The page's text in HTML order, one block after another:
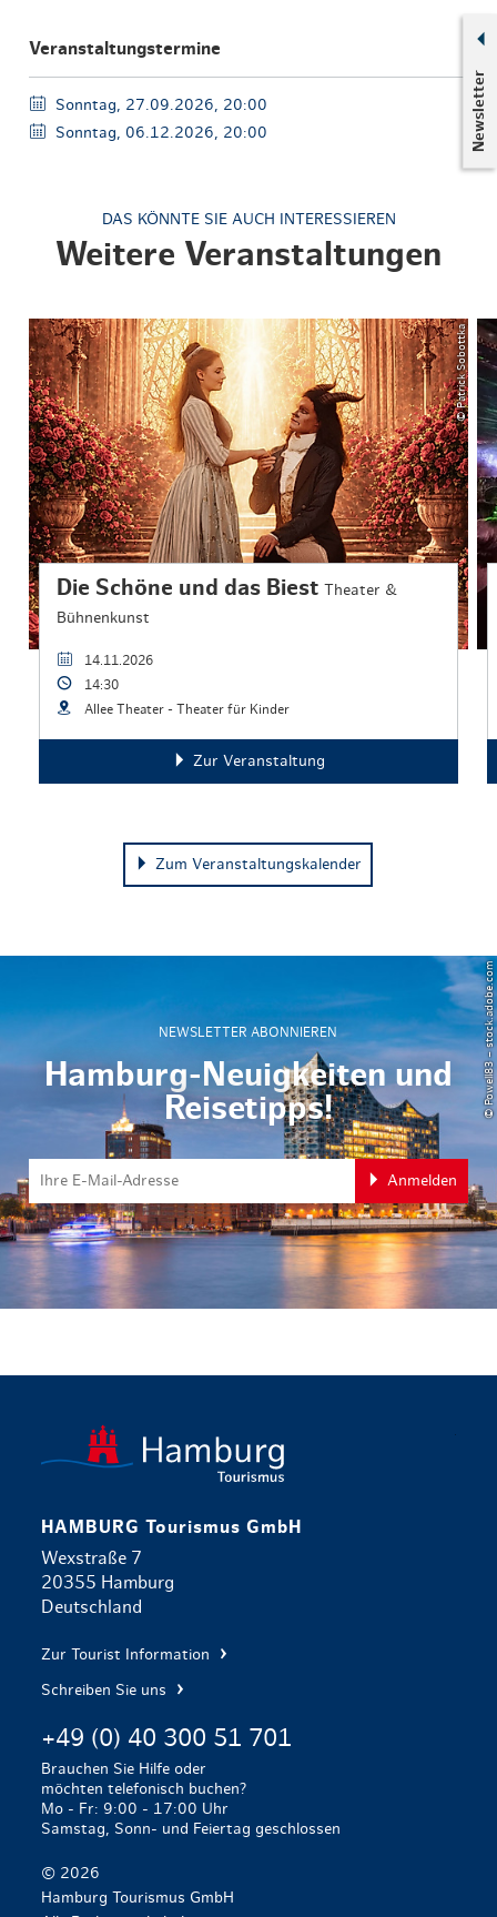
Newsletter
Veranstaltungstermine
Sonntag, 27.09.2026, 20:00
Sonntag, 06.12.2026, 20:00
DAS KÖNNTE SIE AUCH INTERESSIEREN
Weitere Veranstaltungen
© Patrick Sobottka
Die Schöne und das BiestTheater &
Bühnenkunst
14.11.2026
14:30
Allee Theater - Theater für Kinder
Zur Veranstaltung
Zum Veranstaltungskalender
NEWSLETTER ABONNIEREN
Hamburg-Neuigkeiten und
Reisetipps!
Anmelden
© Powell83 – stock.adobe.com
HAMBURG Tourismus GmbH
Wexstraße 7
20355 Hamburg
Deutschland
Zur Tourist Information
Schreiben Sie uns
+49 (0) 40 300 51 701
Brauchen Sie Hilfe oder
möchten telefonisch buchen?
Mo - Fr: 9:00 - 17:00 Uhr
Samstag, Sonn- und Feiertag geschlossen
© 2026
Hamburg Tourismus GmbH